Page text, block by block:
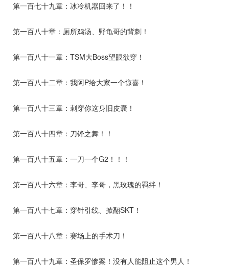
第一百七十九章：冰冷机器回来了！！
第一百八十章：厕所鸡汤、野龟哥的背刺！
第一百八十一章：TSM大Boss望眼欲穿！
第一百八十二章：我阿P给大家一个惊喜！
第一百八十三章：刺穿你这身旧皮囊！
第一百八十四章：刀锋之舞！！
第一百八十五章：一刀一个G2！！！
第一百八十六章：李哥、李哥，黑玫瑰的羁绊！
第一百八十七章：穿针引线、掀翻SKT！
第一百八十八章：赛场上的手术刀！
第一百八十九章：圣保罗惨案！没有人能阻止这个男人！